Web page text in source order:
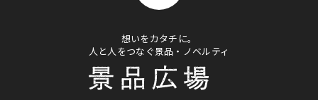
想いをカタチに。
人と人をつなぐ景品・ノベルティ